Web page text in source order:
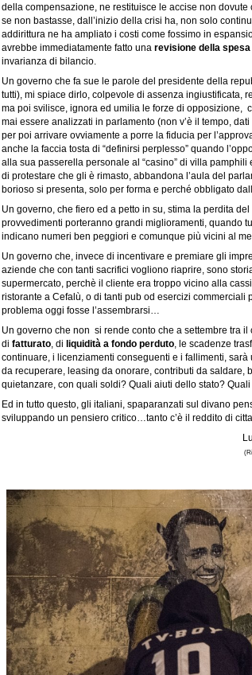
della compensazione, ne restituisce le accise non
se non bastasse, dall’inizio della crisi ha, non solo
addirittura ne ha ampliato i costi come fossimo in
avrebbe immediatamente fatto una revisione della spesa
invarianza di bilancio.
Un governo che fa sue le parole del presidente della
tutti), mi spiace dirlo, colpevole di assenza ingiustificata,
ma poi svilisce, ignora ed umilia le forze di opposizione,
mai essere analizzati in parlamento (non v’è il tempo,
per poi arrivare ovviamente a porre la fiducia per
anche la faccia tosta di “definirsi perplesso” quando
alla sua passerella personale al “casino” di villa
di protestare che gli è rimasto, abbandona l’aula del
borioso si presenta, solo per forma e perché obbligato
Un governo, che fiero ed a petto in su, stima la perdita del
provvedimenti porteranno grandi miglioramenti, quando
indicano numeri ben peggiori e comunque più vicini al
Un governo che, invece di incentivare e premiare gli
aziende che con tanti sacrifici vogliono riaprire, sono
supermercato, perchè il cliente era troppo vicino alla
ristorante a Cefalù, o di tanti pub od esercizi commerciali
problema oggi fosse l’assembrarsi…
Un governo che non si rende conto che a settembre tra il
di fatturato, di liquidità a fondo perduto, le scadenze
continuare, i licenziamenti conseguenti e i fallimenti, sarà
da recuperare, leasing da onorare, contributi da saldare,
quietanzare, con quali soldi? Quali aiuti dello stato?
Ed in tutto questo, gli italiani, spaparanzati sul divano
sviluppando un pensiero critico…tanto c’è il reddito di
Luciano